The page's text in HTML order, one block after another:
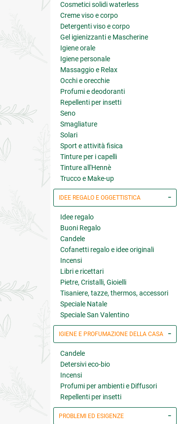
Cosmetici solidi waterless
Creme viso e corpo
Detergenti viso e corpo
Gel igienizzanti e Mascherine
Igiene orale
Igiene personale
Massaggio e Relax
Occhi e orecchie
Profumi e deodoranti
Repellenti per insetti
Seno
Smagliature
Solari
Sport e attività fisica
Tinture per i capelli
Tinture all'Hennè
Trucco e Make-up
IDEE REGALO E OGGETTISTICA
Idee regalo
Buoni Regalo
Candele
Cofanetti regalo e idee originali
Incensi
Libri e ricettari
Pietre, Cristalli, Gioielli
Tisaniere, tazze, thermos, accessori
Speciale Natale
Speciale San Valentino
IGIENE E PROFUMAZIONE DELLA CASA
Candele
Detersivi eco-bio
Incensi
Profumi per ambienti e Diffusori
Repellenti per insetti
PROBLEMI ED ESIGENZE
Vera Esi Gel Bio
(-15%)
Silicio Colloidale Plus
€ 19.90